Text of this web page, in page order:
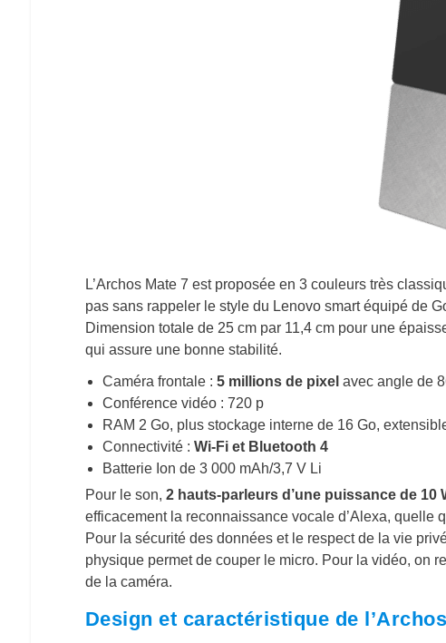
L’Archos Mate 7 est proposée en 3 couleurs très
pas sans rappeler le style du Lenovo smart équipé de
Dimension totale de 25 cm par 11,4 cm pour une
qui assure une bonne stabilité.
Caméra frontale : 5 millions de pixel avec angle de
Conférence vidéo : 720 p
RAM 2 Go, plus stockage interne de 16 Go,
Connectivité : Wi-Fi et Bluetooth 4
Batterie Ion de 3 000 mAh/3,7 V Li
Pour le son, 2 hauts-parleurs d’une puissance de 10
efficacement la reconnaissance vocale d’Alexa, quelle
Pour la sécurité des données et le respect de la vie
physique permet de couper le micro. Pour la vidéo, on
de la caméra.
Design et caractéristique de